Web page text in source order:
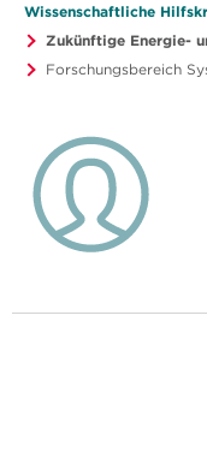
Wissenschaftliche
Zukünftige Energie-
Forschungsbereich